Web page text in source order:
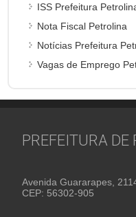
ISS Prefeitura
Nota Fiscal Petrolina
Notícias Prefeitura
Vagas de Emprego
PREFEITURA DE
Avenida Guararapes,
CEP: 56302-905